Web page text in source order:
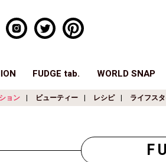
FUDGE tab. WORLD SNAP
ョン ビューティー レシピ ライフス